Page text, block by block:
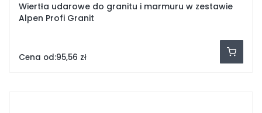
Wiertła udarowe do granitu i marmuru w zestawie
Alpen Profi Granit
Cena od:95,56 zł